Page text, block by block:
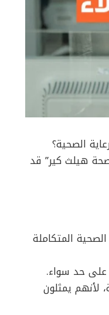
الصحية؟
هيلث كير” قد
المتكاملة
على حد سواء.
لأنهم يمثلون